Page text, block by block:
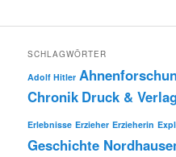
SCHLAGWÖRTER
Adolf Hitler
Chronik Druck &
Erlebnisse Erzieher Erzieherin
Geschichte